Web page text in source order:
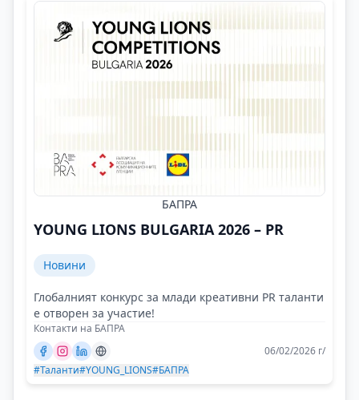
БАПРА
YOUNG LIONS BULGARIA 2026 – PR
Новини
Глобалният конкурс за млади креативни PR таланти
е отворен за участие!
Контакти на БАПРА
06/02/2026 г/
#Таланти#YOUNG_LIONS#БАПРА